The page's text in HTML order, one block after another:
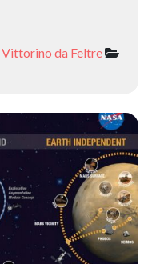
Vittorino da Feltre